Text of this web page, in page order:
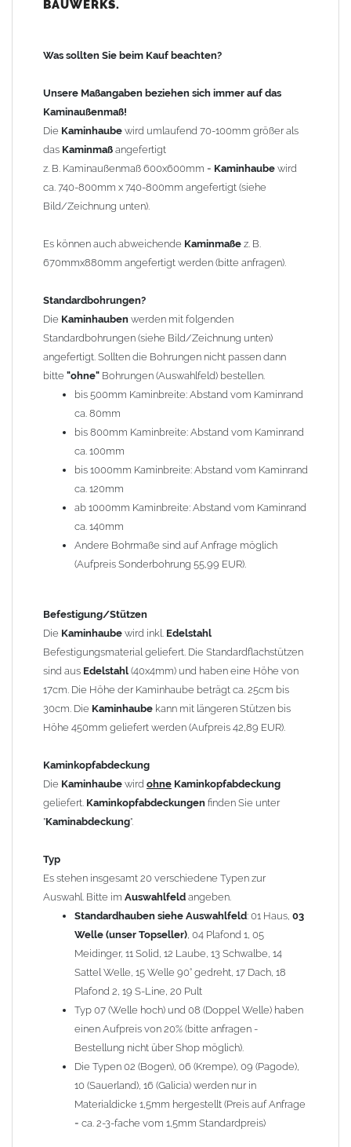
100mm
120mm
140mm
Andere Bohrmaße sind auf Anfrage möglich (Aufpreis
Sonderbohrung 55,99 EUR).
Befestigung/Stützen
Kaminhaubewird inkl. EdelstahlBefestigungsmaterial
geliefert. Die Standardflachstützen sind aus
beträgt ca. 25cm bis 30cm. DieKaminhaubekann mit längeren
Stützen bis Höhe 450mm geliefert werden (Aufpreis 42,89 EUR).
Kaminkopfabdeckung
Kaminhaubewirdohne Kaminkopfabdeckung
Kaminkopfabdeckungenfinden Sie unter "Kaminabdeckung
Es stehen insgesamt 20 verschiedene Typen zur Auswahl. Bitte
Auswahlfeldangeben.
Standardhauben siehe Auswahlfeld: 01 Haus,03 Welle
(unser Topseller)
Laube, 13 Schwalbe, 14 Sattel Welle, 15 Welle 90° gedreht,
17 Dach, 18 Plafond 2, 19 S-Line, 20 Pult
Typ 07 (Welle hoch) und 08 (Doppel Welle) haben einen
Aufpreis von 20% (bitte anfragen - Bestellung nicht über
Shop möglich).
Die Typen 02 (Bogen), 06 (Krempe), 09 (Pagode), 10
1,5mm hergestellt (Preis auf Anfrage = ca. 2-3-fache vom
1,5mm Standardpreis)
allgemeine Informationen:
Ab einer Kaminlängevon 1200mm werden 6
Kaminstützengeliefert.
Bei der Kombination mitWetterfahneundKaminbreite
angefertigt.
DieKaminhaubekann mitklappbaren Stützen
für 4 Stützen = 96,89 EUR, Länge ab 1200mm 6 Stützen =
145,39 EUR) geliefert werden.
Ihrem zuständigen
Hinweis: FürKaminhaubenundKaminabdeckungenkönnen wir
Nachnahme anbieten!
Lieferzeit: ca. 1-2 Wochen nach Zahlungseingang
Sonderanfertigung: Die Kaminhaube wird kundenspezifisch
angefertigt - keine Rücknahme möglich!
Zum Bild vergößern, bitte auf das Bild klicken!
BAUWERKS.
Was sollten Sie beim Kauf beachten?
Unsere Maßangaben beziehen sich immer auf das
Kaminaußenmaß!
Die Kaminhaube wird umlaufend 70-100mm größer als
das Kaminmaß angefertigt
z. B. Kaminaußenmaß 600x600mm = Kaminhaube wird
ca. 740-800mm x 740-800mm angefertigt (siehe
Bild/Zeichnung unten).
Es können auch abweichende Kaminmaße z. B.
670mmx880mm angefertigt werden (bitte anfragen).
Standardbohrungen?
Die Kaminhauben werden mit folgenden
Standardbohrungen (siehe Bild/Zeichnung unten)
angefertigt. Sollten die Bohrungen nicht passen dann
bitte "ohne" Bohrungen (Auswahlfeld) bestellen.
bis 500mm Kaminbreite: Abstand vom Kaminrand
ca. 80mm
bis 800mm Kaminbreite: Abstand vom Kaminrand
ca. 100mm
bis 1000mm Kaminbreite: Abstand vom Kaminrand
ca. 120mm
ab 1000mm Kaminbreite: Abstand vom Kaminrand
ca. 140mm
Andere Bohrmaße sind auf Anfrage möglich
(Aufpreis Sonderbohrung 55,99 EUR).
Befestigung/Stützen
Die Kaminhaube wird inkl. Edelstahl
Befestigungsmaterial geliefert. Die Standardflachstützen
sind aus Edelstahl (40x4mm) und haben eine Höhe von
17cm. Die Höhe der Kaminhaube beträgt ca. 25cm bis
30cm. Die Kaminhaube kann mit längeren Stützen bis
Höhe 450mm geliefert werden (Aufpreis 42,89 EUR).
Kaminkopfabdeckung
Die Kaminhaube wird ohne Kaminkopfabdeckung
geliefert. Kaminkopfabdeckungen finden Sie unter
"Kaminabdeckung".
Typ
Es stehen insgesamt 20 verschiedene Typen zur
Auswahl. Bitte im Auswahlfeld angeben.
Standardhauben siehe Auswahlfeld: 01 Haus, 03
Welle (unser Topseller), 04 Plafond 1, 05
Meidinger, 11 Solid, 12 Laube, 13 Schwalbe, 14
Sattel Welle, 15 Welle 90° gedreht, 17 Dach, 18
Plafond 2, 19 S-Line, 20 Pult
Typ 07 (Welle hoch) und 08 (Doppel Welle) haben
einen Aufpreis von 20% (bitte anfragen -
Bestellung nicht über Shop möglich).
Die Typen 02 (Bogen), 06 (Krempe), 09 (Pagode),
10 (Sauerland), 16 (Galicia) werden nur in
Materialdicke 1,5mm hergestellt (Preis auf Anfrage
= ca. 2-3-fache vom 1,5mm Standardpreis)